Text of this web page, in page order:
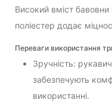
Високий вміст
поліестер додає
Переваги використання
Зручність:
забезпечують
використанні.